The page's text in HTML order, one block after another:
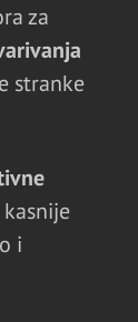
za
stranke
i